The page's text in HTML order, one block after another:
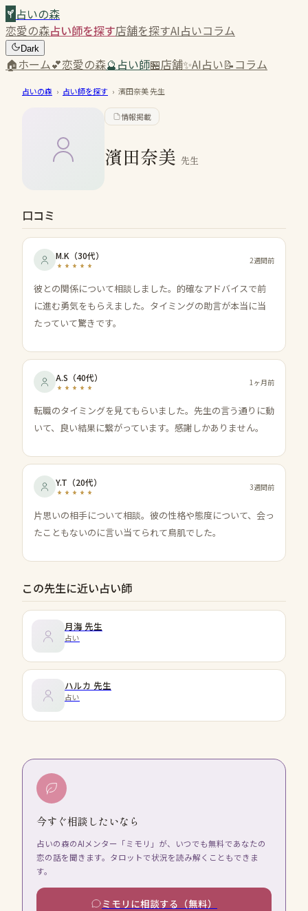
占いの森
恋愛の森占い師を探す店舗を探すAI占いコラム
Dark
🏠ホーム💕恋愛の森🔮占い師🏪店舗✨AI占い📝コラム
占いの森 › 占い師を探す › 濱田奈美先生
情報掲載
濱田奈美 先生
口コミ
M.K （30代） 2週間前
彼との関係について相談しました。的確なアドバイスで前
に進む勇気をもらえました。タイミングの助言が本当に当
たっていて驚きです。
A.S （40代） 1ヶ月前
転職のタイミングを見てもらいました。先生の言う通りに動
いて、良い結果に繋がっています。感謝しかありません。
Y.T （20代） 3週間前
片思いの相手について相談。彼の性格や態度について、会っ
たこともないのに言い当てられて鳥肌でした。
この先生に近い占い師
月海 先生
占い
ハルカ 先生
占い
今すぐ相談したいなら
占いの森のAIメンター「ミモリ」が、いつでも無料であなたの
恋の話を聞きます。タロットで状況を読み解くこともできま
す。
ミモリに相談する（無料）